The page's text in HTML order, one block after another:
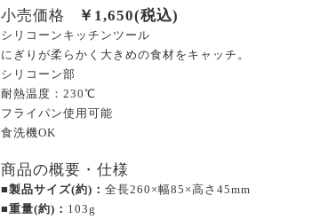
小売価格 ￥ 1,650(税込)
シリコーンキッチンツール
にぎりが柔らかく大きめの食材をキャッチ。
シリコーン部
耐熱温度：230℃
フライパン使用可能
食洗機OK
商品の概要・仕様
■製品サイズ(約)： 全長260×幅85×高さ45mm
■重量(約)： 103g